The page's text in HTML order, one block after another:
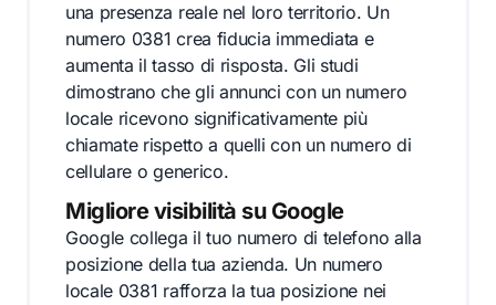
una presenza reale nel loro territorio. Un
numero 0381 crea fiducia immediata e
aumenta il tasso di risposta. Gli studi
dimostrano che gli annunci con un numero
locale ricevono significativamente più
chiamate rispetto a quelli con un numero di
cellulare o generico.
Migliore visibilità su Google
Google collega il tuo numero di telefono alla
posizione della tua azienda. Un numero
locale 0381 rafforza la tua posizione nei